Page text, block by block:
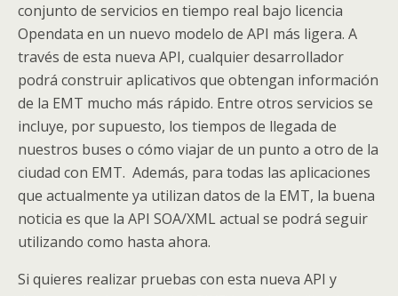
conjunto de servicios en tiempo real bajo licencia
Opendata en un nuevo modelo de API más ligera. A
través de esta nueva API, cualquier desarrollador
podrá construir aplicativos que obtengan información
de la EMT mucho más rápido. Entre otros servicios se
incluye, por supuesto, los tiempos de llegada de
nuestros buses o cómo viajar de un punto a otro de la
ciudad con EMT. Además, para todas las aplicaciones
que actualmente ya utilizan datos de la EMT, la buena
noticia es que la API SOA/XML actual se podrá seguir
utilizando como hasta ahora.
Si quieres realizar pruebas con esta nueva API y